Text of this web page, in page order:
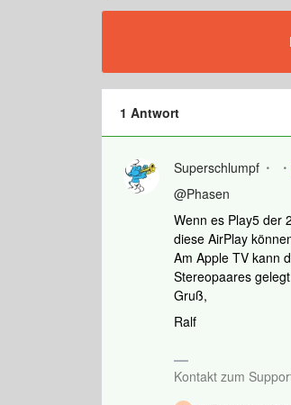
1 Antwort
Superschlumpf
@Phasen
Wenn es Play5 der
diese AirPlay
Am Apple TV kann
Stereopaares
Gruß,
Ralf
Kontakt zum